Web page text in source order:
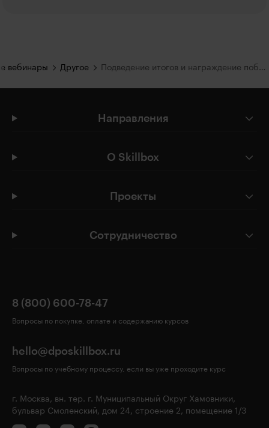
вебинары Другое Подведение итогов и награждение победителей
Направления
О Skillbox
Проекты
Сотрудничество
8 (800) 600-78-47
Вопросы по покупке, оплате и содержанию курсов
hello@dposkillbox.ru
Вопросы по учебному процессу, если вы уже проходите курс
г. Москва, вн. тер. г. Муниципальный Округ Хамовники,
бульвар Смоленский, дом 24, строение 2, помещение 1/3